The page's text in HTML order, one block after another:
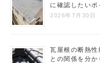
に確認したい
2026年7月30日
瓦屋根の断熱
との関係を分か